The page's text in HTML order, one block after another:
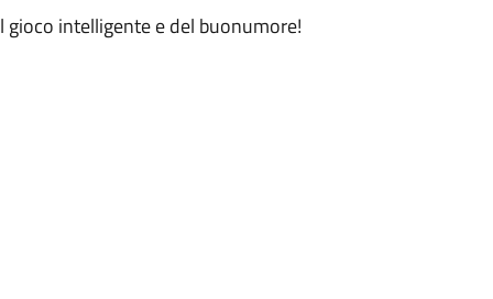
intelligente e del buonumore!